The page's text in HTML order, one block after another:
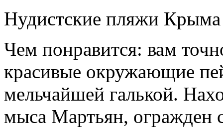
Нудистские пляжи
Чем понравится: вам
красивые окружающие
мельчайшей галькой.
мыса Мартьян, огражден